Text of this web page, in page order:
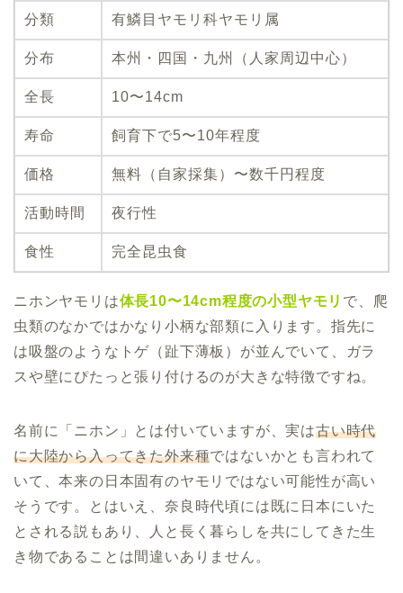
分類 有鱗目ヤモリ科ヤモリ属
分布 本州・四国・九州（人家周辺中心）
全長 10〜14cm
寿命 飼育下で5〜10年程度
価格 無料（自家採集）〜数千円程度
活動時間 夜行性
食性 完全昆虫食
ニホンヤモリは体長10〜14cm程度の小型ヤモリ で、爬
虫類のなかではかなり小柄な部類に入ります。指先に
は吸盤のようなトゲ（趾下薄板）が並んでいて、ガラ
スや壁にぴたっと張り付けるのが大きな特徴ですね。
名前に「ニホン」とは付いていますが、実は古い時代
に大陸から入ってきた外来種ではないかとも言われて
いて、本来の日本固有のヤモリではない可能性が高い
そうです。とはいえ、奈良時代頃には既に日本にいた
とされる説もあり、人と長く暮らしを共にしてきた生
き物であることは間違いありません。